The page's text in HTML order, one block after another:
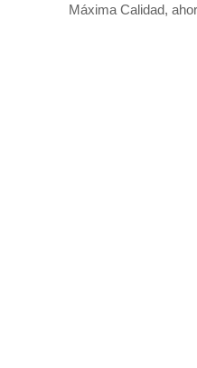
Máxima Calidad,